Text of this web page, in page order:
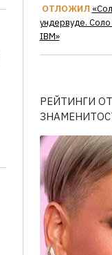
ОТЛОЖИЛ
ундервуде. Соло
IBM»
РЕЙТИНГИ ОТ